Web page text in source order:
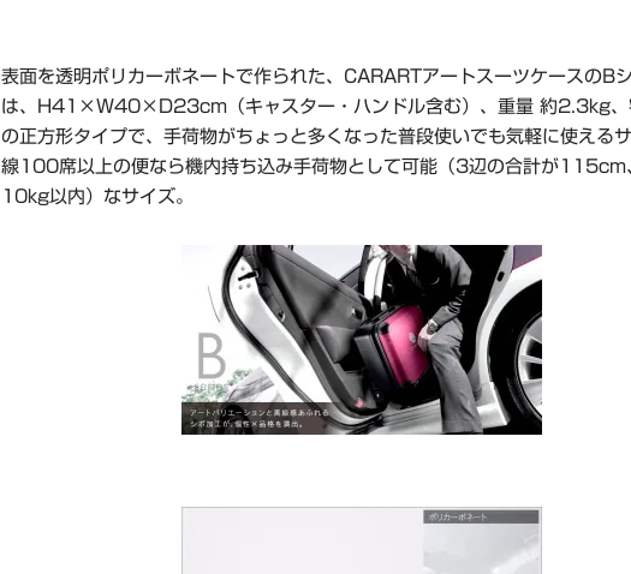
D
N
表面を透明ポリカーボネートで作られた、CARARTアートスーツケースのB
は、H41×W40×D23cm （キャスター・ハンドル含む）、 重量 約2.3kg、
の正方形タイプで、手荷物がちょっと多くなった普段使いでも気軽に使える
線100席以上の便なら機内持ち込み手荷物として可能（3辺の合計が115cm
10kg以内）なサイズ。